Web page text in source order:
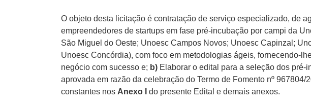
O objeto desta licitação é contratação de serviço especializado, de
empreendedores de startups em fase pré-incubação por campi da
São Miguel do Oeste; Unoesc Campos Novos; Unoesc Capinzal;
Unoesc Concórdia), com foco em metodologias ágeis, fornecendo-
negócio com sucesso e; b) Elaborar o edital para a seleção dos pré-
aprovada em razão da celebração do Termo de Fomento nº
constantes nos Anexo I do presente Edital e demais anexos.